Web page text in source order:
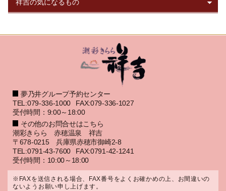
夢乃井グループ予約センター
TEL:079-336-1000
FAX:079-336-1027
受付時間：9:00～18:00
その他のお問合せはこちら
潮彩きらら 赤穂温泉 祥吉
〒678-0215 兵庫県赤穂市御崎2-8
TEL:0791-43-7600
FAX:0791-42-1241
受付時間：10:00～18:00
※FAXを送信される場合、FAX番号をよくお確かめの上、お間違いの
ないようお願い申し上げます。